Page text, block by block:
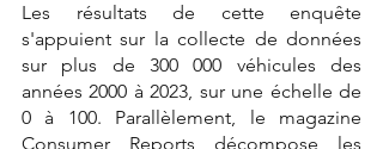
Les résultats de cette enquête
s'appuient sur la collecte de données
sur plus de 300 000 véhicules des
années 2000 à 2023, sur une échelle de
0 à 100. Parallèlement, le magazine
Consumer Reports décompose les